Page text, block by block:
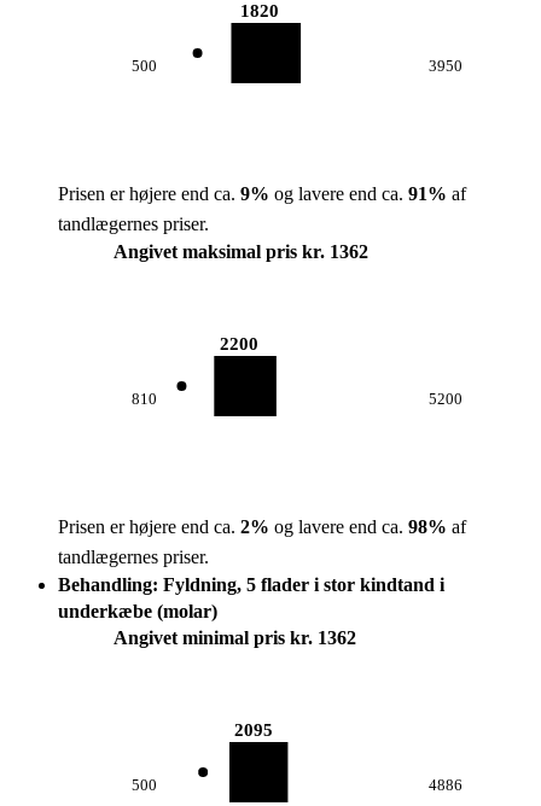
500
1820
3950
Prisen er højere end ca. 9% og lavere end ca. 91% af
tandlægernes priser.
Angivet maksimal pris kr. 1362
810
2200
5200
Prisen er højere end ca. 2% og lavere end ca. 98% af
tandlægernes priser.
Behandling: Fyldning, 5 flader i stor kindtand i
underkæbe (molar)
Angivet minimal pris kr. 1362
500
2095
4886